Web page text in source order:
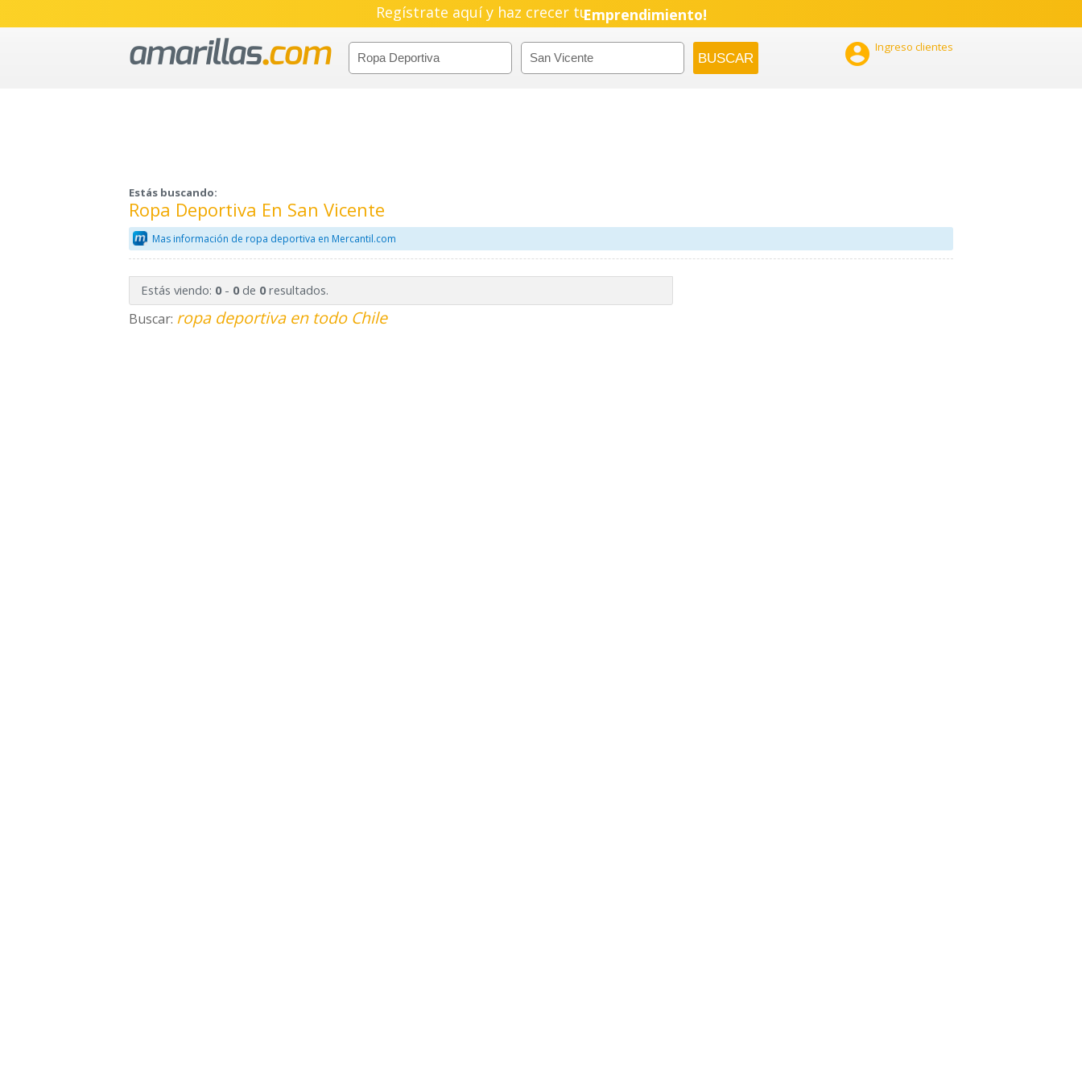
Regístrate aquí y haz crecer tuEmprendimiento!
 Ingreso clientes
Estás buscando:
Ropa Deportiva En San Vicente
Mas información de ropa deportiva en Mercantil.com
Estás viendo: 0- 0de 0resultados.
Buscar: ropa deportiva en todo Chile